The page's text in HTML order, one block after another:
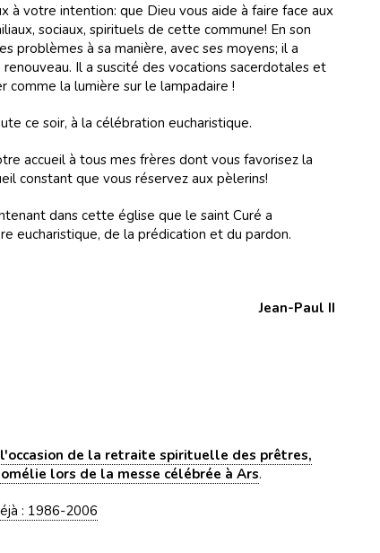
à votre intention: que Dieu vous aide à faire face aux
sociaux, spirituels de cette commune! En son
problèmes à sa manière, avec ses moyens; il a
Il a suscité des vocations sacerdotales et
comme la lumière sur le lampadaire !
ce soir, à la célébration eucharistique.
accueil à tous mes frères dont vous favorisez la
constant que vous réservez aux pèlerins!
dans cette église que le saint Curé a
eucharistique, de la prédication et du pardon.
Jean-Paul II
l'occasion de la retraite spirituelle des prêtres,
lors de la messe célébrée à Ars.
: 1986-2006